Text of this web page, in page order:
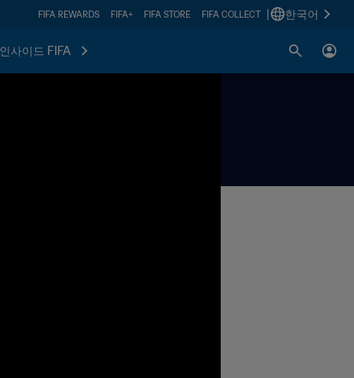
FIFA REWARDS FIFA+ FIFA STORE FIFA COLLECT 한국어
인사이드 FIFA